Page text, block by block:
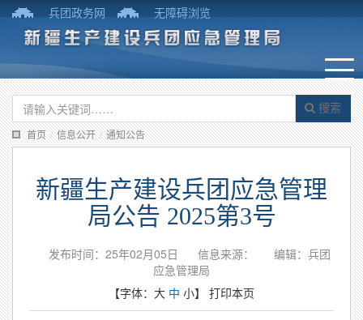
兵团政务网 无障碍浏览
搜索
首页 / 信息公开 / 通知公告
新疆生产建设兵团应急管理
局公告 2025第3号
发布时间：25年02月05日 信息来源：
编辑：兵团
应急管理局
【字体： 大 中 小】 打印本页